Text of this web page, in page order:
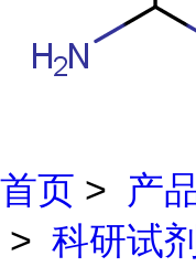
首页 > 产
> 科研试